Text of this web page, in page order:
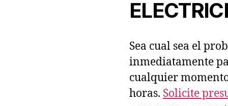
Sea cual sea el
inmediatamente
cualquier
horas. Solicite